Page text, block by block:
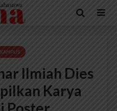
Ilmiah Dies
Karya